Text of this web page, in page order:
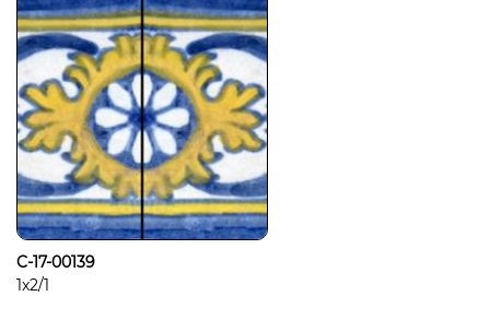
C-17-00139
1x2/1